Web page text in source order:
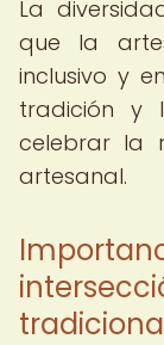
La
que la
inclusivo y
tradición y
celebrar la
artesanal.